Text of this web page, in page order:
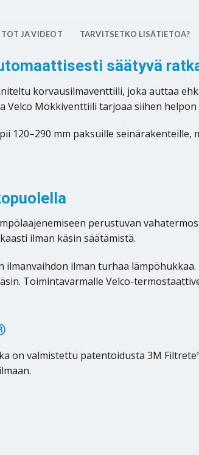
JA VIDEOT TARVITSETKO LISÄTIETOA?
säätyvä
korvausilmaventtiili, joka auttaa
Mökkiventtiili tarjoaa siihen
120–290 mm paksuille
perustuvan
ilman käsin säätämistä.
ilman turhaa
Toimintavarmalle Velco-
on valmistettu patentoidusta 3M